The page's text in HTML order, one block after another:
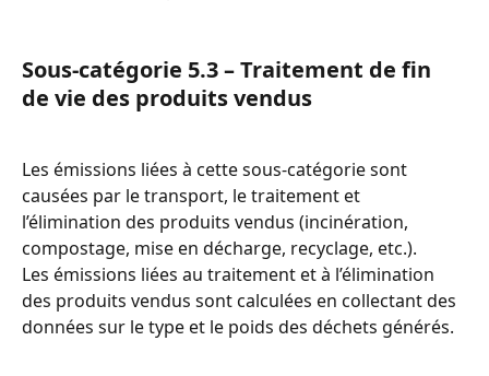
Sous-catégorie 5.3 – Traitement de fin
de vie des produits vendus
Les émissions liées à cette sous-catégorie sont
causées par le transport, le traitement et
l’élimination des produits vendus (incinération,
compostage, mise en décharge, recyclage, etc.).
Les émissions liées au traitement et à l’élimination
des produits vendus sont calculées en collectant des
données sur le type et le poids des déchets générés.